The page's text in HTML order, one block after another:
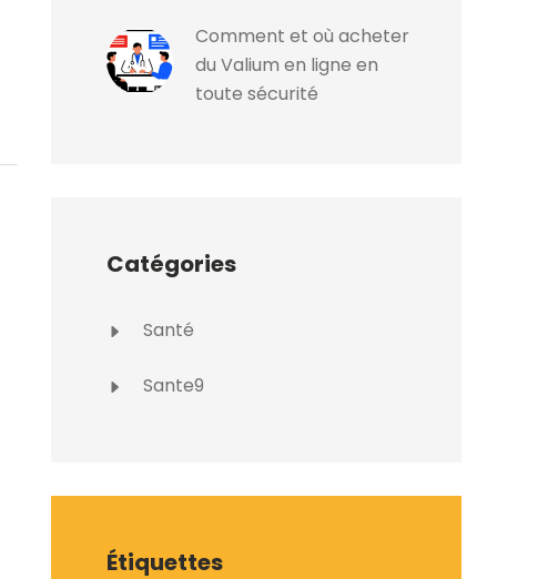
Comment et où acheter
du Valium en ligne en
toute sécurité
Catégories
Santé
Sante9
Étiquettes